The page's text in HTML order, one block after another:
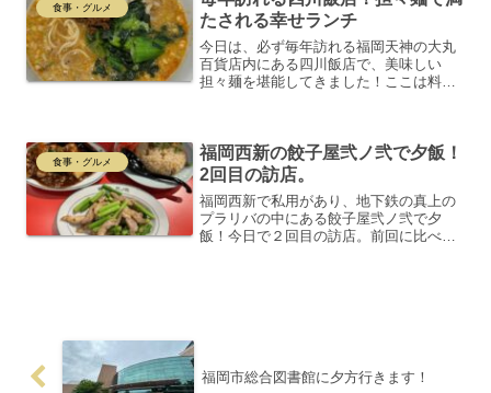
食事・グルメ
たされる幸せランチ
今日は、必ず毎年訪れる福岡天神の大丸
百貨店内にある四川飯店で、美味しい
担々麺を堪能してきました！ここは料理
回選んだのは、「担々麺と餃...
食事・グルメ
福岡西新の餃子屋弐ノ弐で夕飯！
2回目の訪店。
福岡西新で私用があり、地下鉄の真上の
プラリバの中にある餃子屋弐ノ弐で夕
飯！今日で２回目の訪店。前回に比べ、
福岡市総合図書館に夕方行きます！